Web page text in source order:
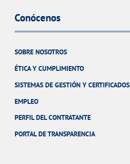
Conócenos
SOBRE NOSOTROS
ÉTICA Y CUMPLIMIENTO
SISTEMAS DE GESTIÓN Y CERTIFICADOS
EMPLEO
PERFIL DEL CONTRATANTE
PORTAL DE TRANSPARENCIA